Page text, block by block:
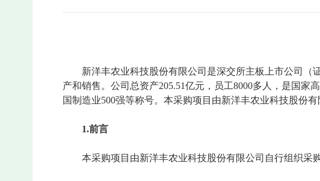
新洋丰农业科技股份有限公司是深交所主板上市公司（
产和销售。公司总资产205.51亿元，员工8000多人，是国
国制造业500强等称号。本采购项目由新洋丰农业科技股份
1.前言
本采购项目由新洋丰农业科技股份有限公司自行组织采